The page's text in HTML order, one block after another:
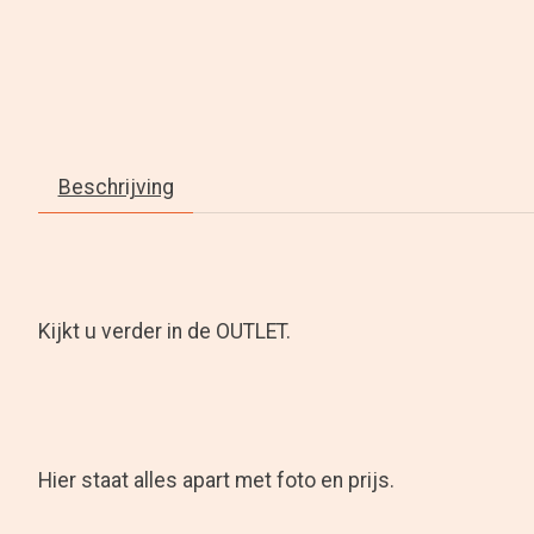
Beschrijving
Kijkt u verder in de OUTLET.
Hier staat alles apart met foto en prijs.